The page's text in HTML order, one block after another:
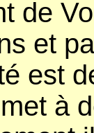
de
et
est
à